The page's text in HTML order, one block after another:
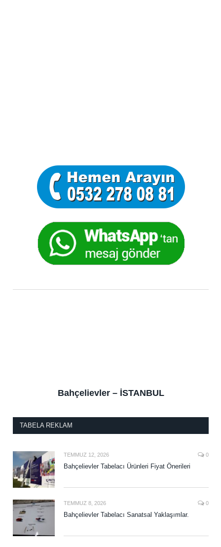
Bahçelievler – İSTANBUL
TABELA REKLAM
TEMMUZ 12, 2026 0
Bahçelievler Tabelacı Ürünleri Fiyat Önerileri
TEMMUZ 8, 2026 0
Bahçelievler Tabelacı Sanatsal Yaklaşımlar.